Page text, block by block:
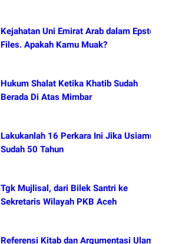
Kejahatan Uni Emirat Arab dalam Epstein
Files. Apakah Kamu Muak?
Hukum Shalat Ketika Khatib Sudah
Berada Di Atas Mimbar
Lakukanlah 16 Perkara Ini Jika Usiamu
Sudah 50 Tahun
Tgk Mujlisal, dari Bilek Santri ke
Sekretaris Wilayah PKB Aceh
Referensi Kitab dan Argumentasi Ulama